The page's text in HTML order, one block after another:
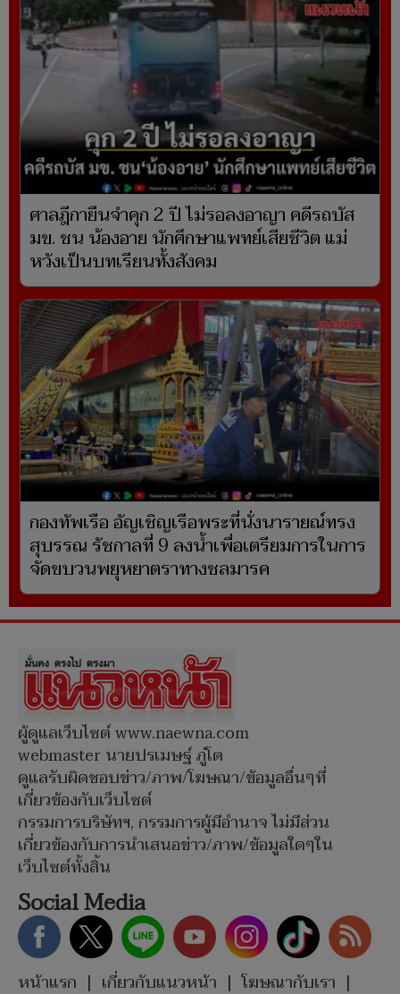
ศาลฎีกายืนจำคุก 2 ปี ไม่รอลงอาญา คดีรถบัส
มข. ชน น้องอาย นักศึกษาแพทย์เสียชีวิต แม่
หวังเป็นบทเรียนทั้งสังคม
กองทัพเรือ อัญเชิญเรือพระที่นั่งนารายณ์ทรง
สุบรรณ รัชกาลที่ 9 ลงน้ำเพื่อเตรียมการในการ
จัดขบวนพยุหยาตราทางชลมารค
ผู้ดูแลเว็บไซต์ www.naewna.com
webmaster นายปรเมษฐ์ ภู่โต
ดูแลรับผิดชอบข่าว/ภาพ/โฆษณา/ข้อมูลอื่นๆที่
เกี่ยวข้องกับเว็บไซต์
กรรมการบริษัทฯ, กรรมการผู้มีอำนาจ ไม่มีส่วน
เกี่ยวข้องกับการนำเสนอข่าว/ภาพ/ข้อมูลใดๆใน
เว็บไซต์ทั้งสิ้น
Social Media
หน้าแรก | เกี่ยวกับแนวหน้า | โฆษณากับเรา |